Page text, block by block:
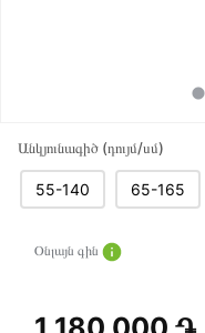
Անկյունագիծ (դույմ/սմ)
55-140 65-165
Օնլայն գին